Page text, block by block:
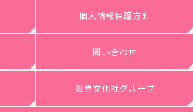
個人情報保護方針
問い合わせ
世界文化社グループ